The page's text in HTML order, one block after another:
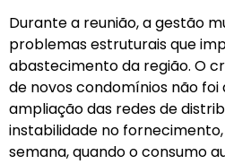
Durante a reunião, a gestão
problemas estruturais que
abastecimento da região. O
de novos condomínios não
ampliação das redes de
instabilidade no
semana, quando o consumo